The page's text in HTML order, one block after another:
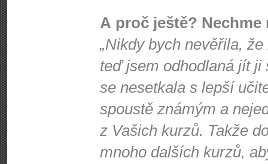
A proč ještě?
„Nikdy bych nevěřila,
teď jsem odhodlaná jít
se nesetkala s lepší
spoustě známým a
z Vašich kurzů. Takže
mnoho dalších kurzů,